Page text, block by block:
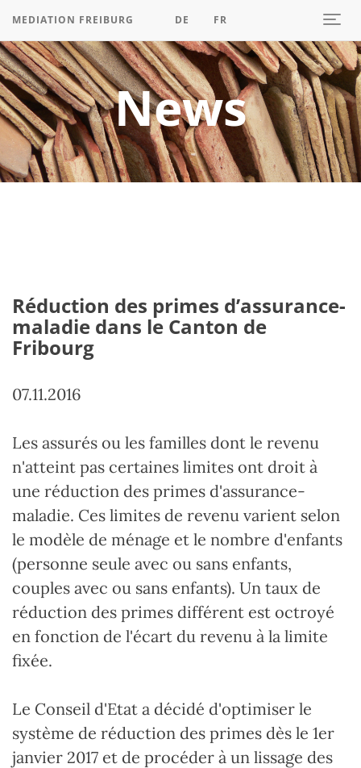
o
g
g
l
e
n
t
MEDIATION FREIBURG DE FR
News
Réduction des primes d’assurance-
maladie dans le Canton de
Fribourg
07.11.2016
Les assurés ou les familles dont le revenu
n'atteint pas certaines limites ont droit à
une réduction des primes d'assurance-
maladie. Ces limites de revenu varient selon
le modèle de ménage et le nombre d'enfants
(personne seule avec ou sans enfants,
couples avec ou sans enfants). Un taux de
réduction des primes différent est octroyé
en fonction de l'écart du revenu à la limite
fixée.
Le Conseil d'Etat a décidé d'optimiser le
système de réduction des primes dès le 1er
janvier 2017 et de procéder à un lissage des